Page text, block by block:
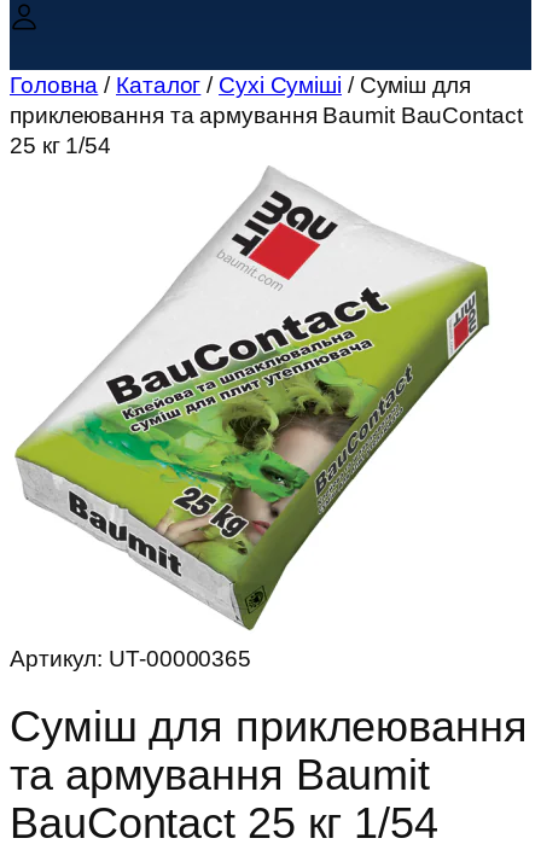
Головна / Каталог / Сухі Суміші / Суміш для
приклеювання та армування Baumit BauContact
25 кг 1/54
Артикул: UT-00000365
Суміш для приклеювання
та армування Baumit
BauContact 25 кг 1/54